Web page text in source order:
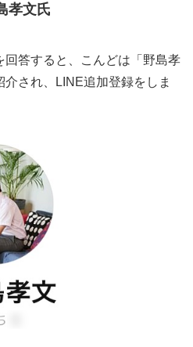
孝文氏
答すると、こんどは「野島孝
され、LINE追加登録をしま